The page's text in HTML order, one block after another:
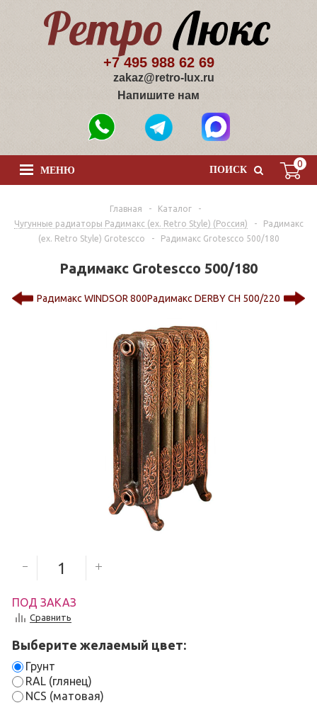
+7 495 988 62 69
zakaz@retro-lux.ru
Напишите нам
0
ПОИСК
МЕНЮ
Главная - Каталог
-
Чугунные радиаторы Радимакс (ex. Retro Style) (Россия)
-
Радимакс
(ex. Retro Style) Grotescco
- Радимакс Grotescco 500/180
Радимакс Grotescco 500/180
Радимакс WINDSOR 800Радимакс DERBY CH 500/220
ПОД ЗАКАЗ
Сравнить
Выберите желаемый цвет:
Грунт
RAL (глянец)
NCS (матовая)